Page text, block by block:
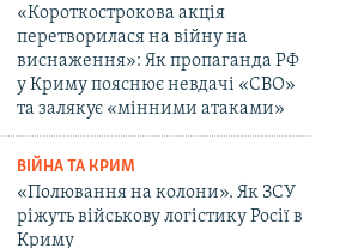
«Короткострокова акція
перетворилася на війну на
виснаження»: Як пропаганда РФ
у Криму пояснює невдачі «СВО»
та залякує «мінними атаками»
ВІЙНА ТА КРИМ
«Полювання на колони». Як ЗСУ
ріжуть військову логістику Росії в
Криму